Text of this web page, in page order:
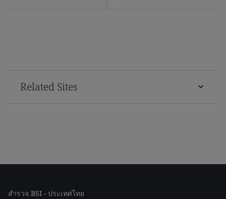
Related Sites
สำรวจ BSI - ประเทศไทย